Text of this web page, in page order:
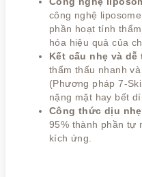
công nghệ
phần hoạt tính
hóa hiệu quả của
Kết cấu nhẹ và dễ
thẩm thấu nhanh
(Phương pháp 7-
nặng mặt hay bết
Công thức dịu
95% thành phần tự
kích ứng.